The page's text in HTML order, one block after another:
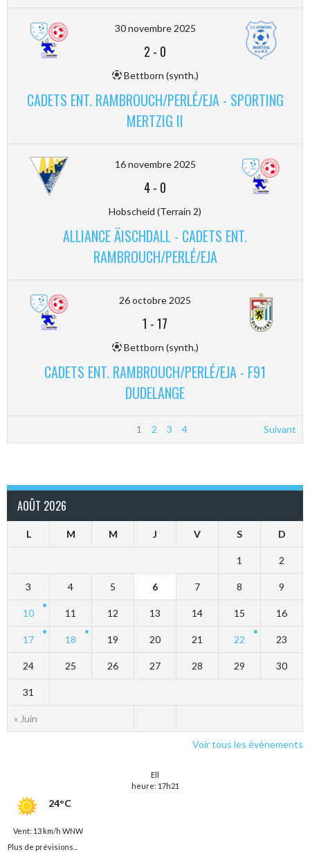
30 novembre 2025
2 - 0
Bettborn (synth.)
CADETS ENT. RAMBROUCH/PERLÉ/EJA - SPORTING
MERTZIG II
16 novembre 2025
4- 0
Hobscheid (Terrain 2)
ALLIANCE ÄISCHDALL - CADETS ENT.
RAMBROUCH/PERLÉ/EJA
26 octobre 2025
1 -17
Bettborn (synth.)
CADETS ENT. RAMBROUCH/PERLÉ/EJA - F91
DUDELANGE
1 2 3 4 Suivant
AOÛT 2026
L M M J V S D
« Juin
1 2
3 4 5 6 7 8 9
10 11 12 13 14 15 16
17 18 19 20 21 22 23
24 25 26 27 28 29 30
31
Voir tous les évènements
Ell
heure: 17h21
24°C
Vent: 13 km/h WNW
Plus de prévisions...